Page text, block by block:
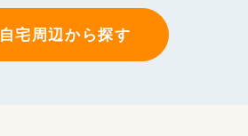
自宅周辺から探す